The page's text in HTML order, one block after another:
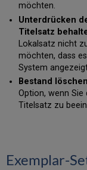
möchten.
Unterdrücken
Titelsatz
Lokalsatz nicht
möchten, dass
System
Bestand
Option, wenn
Titelsatz zu
Exemplar-